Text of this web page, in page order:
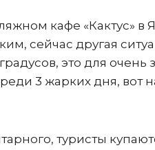
кафе «Кактус»
сейчас другая
это для очень
3 жарких дня, вот
туристы